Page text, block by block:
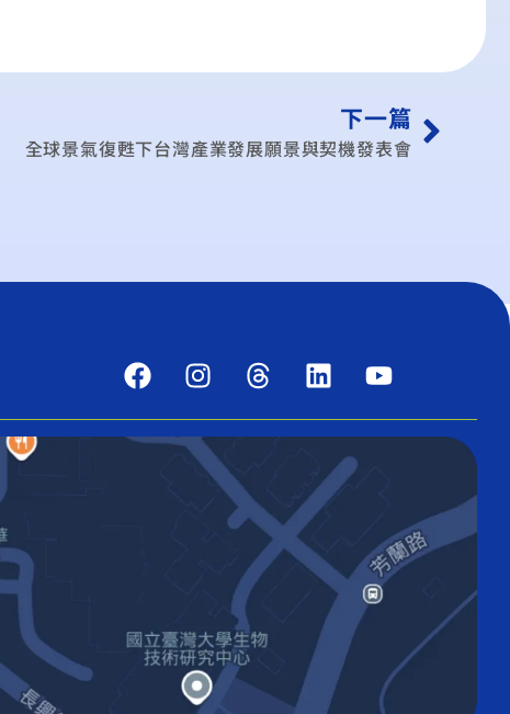
下一篇
全球景氣復甦下台灣產業發展願景與契機發表會